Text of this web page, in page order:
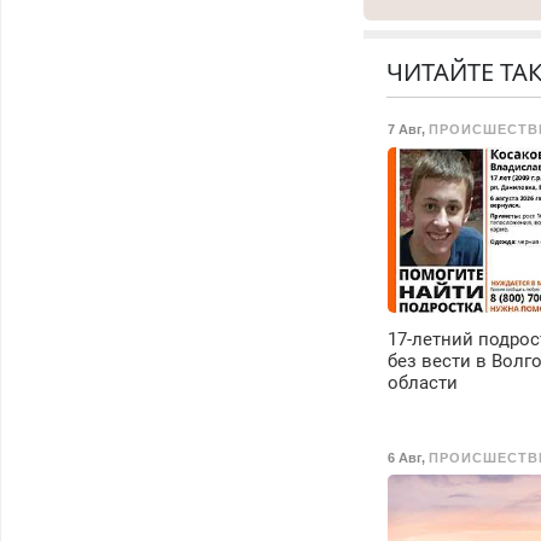
Ремонт
марок на дому, с
гарантией. Все р-
выходных.
Пенсионерам –
скидки до 40%.
Мастер со стажем.
ЧИТАЙТЕ
7 Авг,
17-летний
без вести в
области
6 Авг,